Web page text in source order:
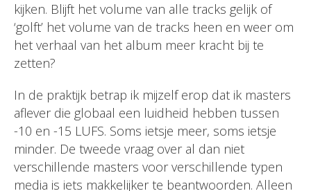
kijken. Blijft het volume van alle tracks gelijk of
‘golft’ het volume van de tracks heen en weer om
het verhaal van het album meer kracht bij te
zetten?
In de praktijk betrap ik mijzelf erop dat ik masters
aflever die globaal een luidheid hebben tussen
-10 en -15 LUFS. Soms ietsje meer, soms ietsje
minder. De tweede vraag over al dan niet
verschillende masters voor verschillende typen
media is iets makkelijker te beantwoorden. Alleen